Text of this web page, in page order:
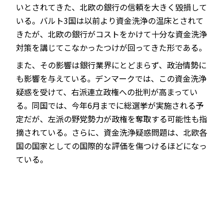
いとされてきた、北欧の銀行の信頼を大きく毀損して
いる。バルト3国は以前より資金洗浄の温床とされて
きたが、北欧の銀行がコストをかけて十分な資金洗浄
対策を講じてこなかったつけが回ってきた形である。
また、その影響は銀行業界にとどまらず、政治情勢に
も影響を与えている。デンマークでは、この資金洗浄
疑惑を受けて、右派連立政権への批判が高まってい
る。同国では、今年6月までに総選挙が実施される予
定だが、左派の野党勢力が政権を奪取する可能性も指
摘されている。さらに、資金洗浄疑惑問題は、北欧各
国の国家としての国際的な評価を傷つけるほどになっ
ている。